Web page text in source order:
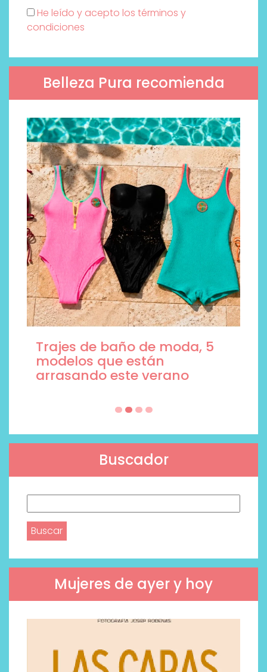
He leído y acepto los términos y
condiciones
Belleza Pura recomienda
Trajes de baño de moda, 5
modelos que están
arrasando este verano
Buscador
Mujeres de ayer y hoy